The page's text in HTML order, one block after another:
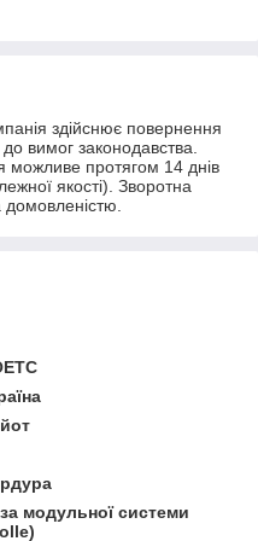
здійснює повернення
вимог законодавства.
протягом 14 днів
якості). Зворотна
домовленістю.
модульної системи